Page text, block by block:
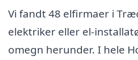
Vi fandt 48 elfirmaer i
elektriker eller el-
omegn herunder. I hele